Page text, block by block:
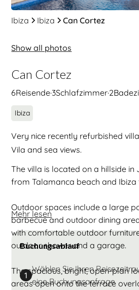
Ibiza Ibiza Can Cortez
Show all photos
Can Cortez
6Reisende·3Schlafzimmer·2
Ibiza
Very nice recently refurbished
Vila and sea views.
The villa is located on a hillside in
from Talamanca beach and Ibiza
Outdoor spaces include a large
barbecue and outdoor dining
with comfortable outdoor
outdoor shower and a garage.
The spacious, bright, open-plan
areas open onto the terrace
Mehr lesen
Buchungsablauf
1
Wählen Sie Ihren
eine Buchungsanfrage